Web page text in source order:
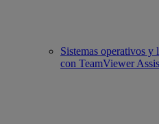
Sistemas operativos y
con TeamViewer